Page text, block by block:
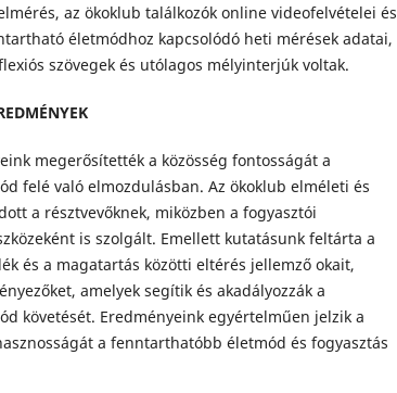
az ökoklub találkozók online videofelvételei és
életmódhoz kapcsolódó heti mérések adatai,
szövegek és utólagos mélyinterjúk voltak.
megerősítették a közösség fontosságát a
felé való elmozdulásban. Az ökoklub elméleti és
a résztvevőknek, miközben a fogyasztói
is szolgált. Emellett kutatásunk feltárta a
és a magatartás közötti eltérés jellemző okait,
amelyek segítik és akadályozzák a
követését. Eredményeink egyértelműen jelzik a
a fenntarthatóbb életmód és fogyasztás